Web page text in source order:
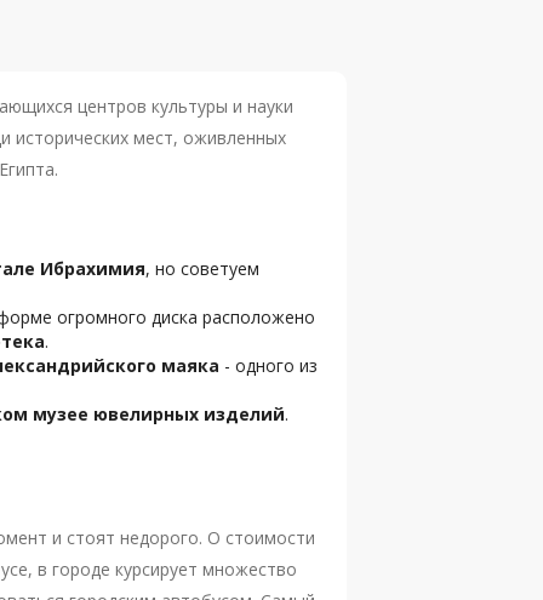
центров культуры и науки
исторических мест, оживленных
Ибрахимия, но советуем
огромного диска расположено
.
маяка - одного из
музее ювелирных изделий.
и стоят недорого. О стоимости
в городе курсирует множество